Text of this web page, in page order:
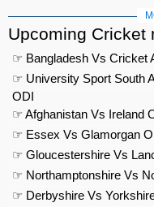
Upcoming Cricket
☞ Bangladesh Vs Cricket
☞ University Sport South
ODI
☞ Afghanistan Vs Ireland
☞ Essex Vs Glamorgan
☞ Gloucestershire Vs
☞ Northamptonshire Vs
☞ Derbyshire Vs